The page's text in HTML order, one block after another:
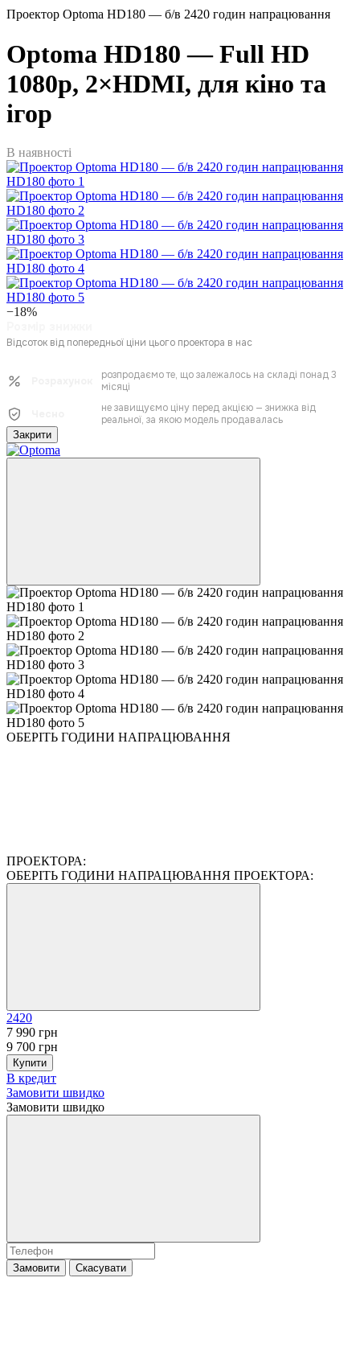
Проектор Optoma HD180 — б/в 2420 годин напрацювання
Optoma HD180 — Full HD
1080p, 2×HDMI, для кіно та
ігор
В наявності
−18%
Відсоток від попередньої ціни цього проектора в нас
розпродаємо те, що залежалось на складі понад 3
місяці
не завищуємо ціну перед акцією — знижка від
реальної, за якою модель продавалась
Закрити
ОБЕРІТЬ ГОДИНИ НАПРАЦЮВАННЯ
ПРОЕКТОРА:
ОБЕРІТЬ ГОДИНИ НАПРАЦЮВАННЯ ПРОЕКТОРА:
2420
7 990 грн
9 700 грн
Купити
В кредит
Замовити швидко
Замовити швидко
Замовити Скасувати